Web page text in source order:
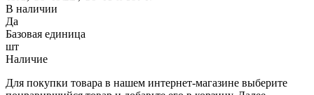
В наличии
Да
Базовая единица
шт
Наличие
Для покупки товара в нашем интернет-магазине выберите